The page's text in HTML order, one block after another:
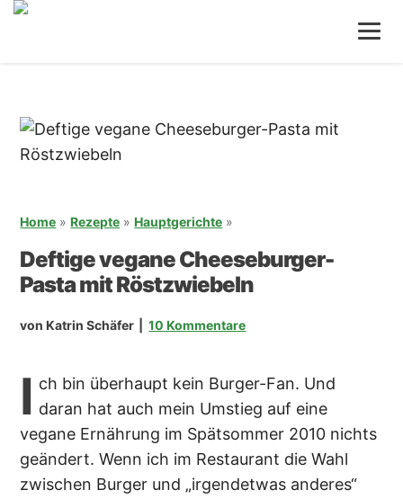
Zum
Zur
Home »Rezepte »Hauptgerichte »
Deftige vegane Cheeseburger-
Pasta mit Röstzwiebeln
vonKatrin Schäfer 10 Kommentare
I ch bin überhaupt kein Burger-Fan. Und
daran hat auch mein Umstieg auf eine
vegane Ernährung im Spätsommer 2010 nichts
geändert. Wenn ich im Restaurant die Wahl
zwischen Burger und „irgendetwas anderes“